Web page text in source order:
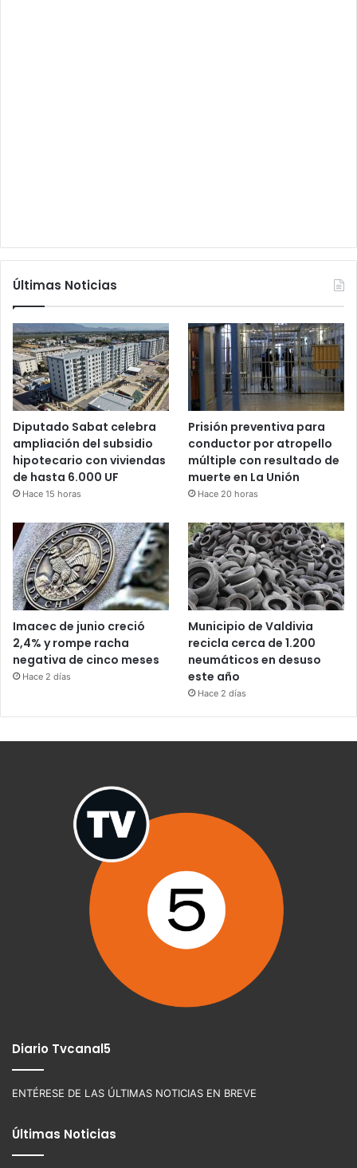
Últimas Noticias
Diputado Sabat celebra
ampliación del subsidio
hipotecario con viviendas
de hasta 6.000 UF
Hace 15 horas
Prisión preventiva para
conductor por atropello
múltiple con resultado de
muerte en La Unión
Hace 20 horas
Imacec de junio creció
2,4% y rompe racha
negativa de cinco meses
Hace 2 días
Municipio de Valdivia
recicla cerca de 1.200
neumáticos en desuso
este año
Hace 2 días
Diario Tvcanal5
ENTÉRESE DE LAS ÚLTIMAS NOTICIAS EN BREVE
Últimas Noticias